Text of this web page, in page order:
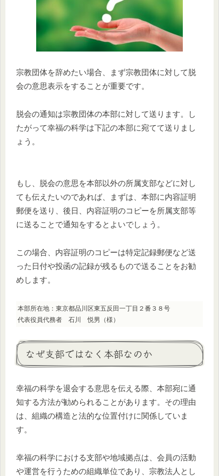
宗教団体を辞めたい場合、まず宗教団体に対して脱
会の意思表示をすることが重要です。
脱会の通知は宗教団体の本部に対して送ります。し
たがって幸福の科学は下記の本部に宛てて送りまし
ょう。
もし、脱会の意思を本部以外の所属支部などに対し
ても伝えたいのであれば、まずは、本部に内容証明
郵便を送り、後日、内容証明のコピーを所属支部等
に送ることで通知をするとよいでしょう。
この場合、内容証明のコピーは特定記録郵便など送
った日付や投函の記録が残るもので送ることをお勧
めします。
本部所在地：東京都品川区東五反田一丁目２番３８号
代表役員代務者 石川 悦男（様）
なぜ支部ではなく本部なのか
幸福の科学を退会する意思を伝える際、本部宛に通
知する方法が勧められることがあります。その理由
は、組織の構造と法的な位置付けに関係していま
す。
幸福の科学における支部や地域拠点は、会員の活動
や運営を行うための組織単位であり、宗教法人とし